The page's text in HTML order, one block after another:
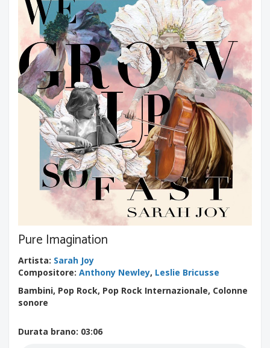
Pure Imagination
Artista: Sarah Joy
Compositore: Anthony Newley, Leslie Bricusse
Bambini, Pop Rock, Pop Rock Internazionale, Colonne
sonore
Durata brano: 03:06